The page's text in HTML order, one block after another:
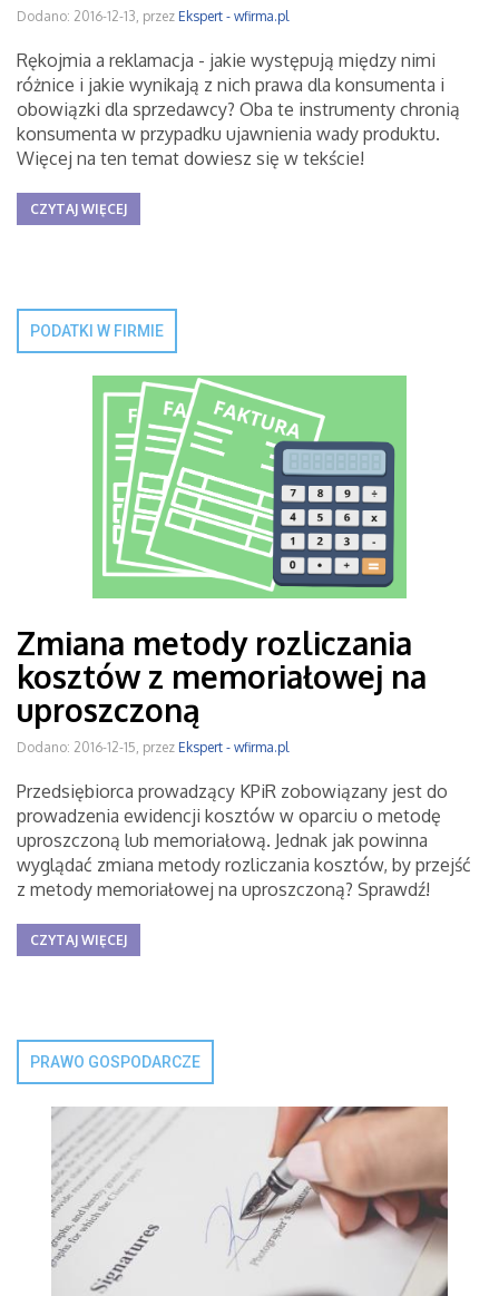
Dodano: 2016-12-13, przez Ekspert - wfirma.pl
Rękojmia a reklamacja - jakie występują między nimi
różnice i jakie wynikają z nich prawa dla konsumenta i
obowiązki dla sprzedawcy? Oba te instrumenty chronią
konsumenta w przypadku ujawnienia wady produktu.
Więcej na ten temat dowiesz się w tekście!
CZYTAJ WIĘCEJ
PODATKI W FIRMIE
Zmiana metody rozliczania
kosztów z memoriałowej na
uproszczoną
Dodano: 2016-12-15, przez Ekspert - wfirma.pl
Przedsiębiorca prowadzący KPiR zobowiązany jest do
prowadzenia ewidencji kosztów w oparciu o metodę
uproszczoną lub memoriałową. Jednak jak powinna
wyglądać zmiana metody rozliczania kosztów, by przejść
z metody memoriałowej na uproszczoną? Sprawdź!
CZYTAJ WIĘCEJ
PRAWO GOSPODARCZE